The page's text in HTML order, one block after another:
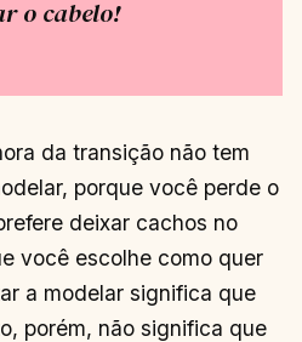
o cabelo!
da transição não tem
porque você perde o
deixar cachos no
você escolhe como quer
a modelar significa que
porém, não significa que